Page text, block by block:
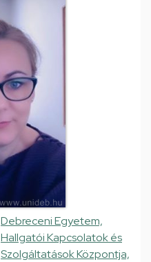
Debreceni Egyetem,
Hallgatói Kapcsolatok és
Szolgáltatások Központja,